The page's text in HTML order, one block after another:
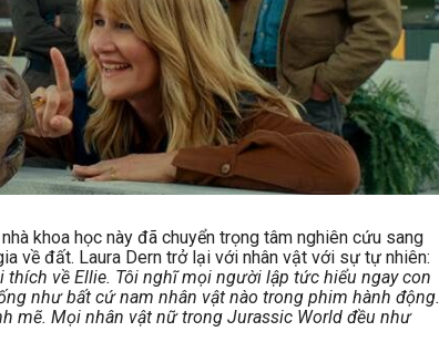
nhà khoa học này đã chuyển trọng tâm nghiên cứu sang
về đất. Laura Dern trở lại với nhân vật với sự tự nhiên:
về Ellie. Tôi nghĩ mọi người lập tức hiểu ngay con
như bất cứ nam nhân vật nào trong phim hành động.
mẽ. Mọi nhân vật nữ trong Jurassic World đều như